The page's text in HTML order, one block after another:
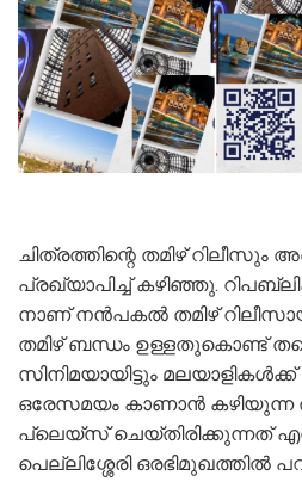
ചിത്രത്തിന്റെ തമിഴ്
പ്രഖ്യാപിച്ച് കഴിഞ്ഞു.
നാണ് നൻപകൽ തമിഴ്
തമിഴ് ബന്ധം ഉള്ളതുകൊണ്ട്
സിനിമയായിട്ടും
ഒരേസമയം കാണാൻ കഴിയുന്ന
പ്ലെയ്സ് ചെയ്തിരിക്കുന്നത്
പെല്ലിശ്ശേരി ഒരഭിമുഖത്തിൽ